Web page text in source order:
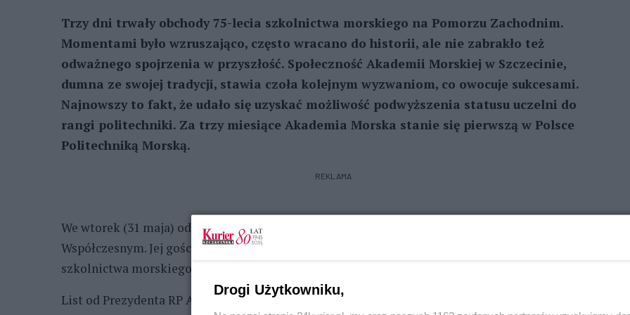
Trzy dni trwały obchody 75-lecia szkolnictwa morskiego na Pomorzu Zachodnim.
Momentami było wzruszająco, często wracano do historii, ale nie zabrakło też
odważnego spojrzenia w przyszłość. Społeczność Akademii Morskiej w Szczecinie,
dumna ze swojej tradycji, stawia czoła kolejnym wyzwaniom, co owocuje sukcesami.
Najnowszy to fakt, że udało się uzyskać możliwość podwyższenia statusu uczelni do
rangi politechniki. Za trzy miesiące Akademia Morska stanie się pierwszą w Polsce
Politechniką Morską.
REKLAMA
We wtorek (31 maja) odbyły się główne uroczystości, w tym jubileuszowa gala w Teatrze
Współczesnym. Jej goście obejrzeli premierowy spektakl świetlny, przedstawiający historię
szkolnictwa morskiego w Szczecinie, a przygotowany przez grupę artystyczną Galitsyna.
List od Prezydenta RP Andrzeja Dudy przeczytał jego doradca Paweł Mucha. Wręczył też
Drogi Użytkowniku,